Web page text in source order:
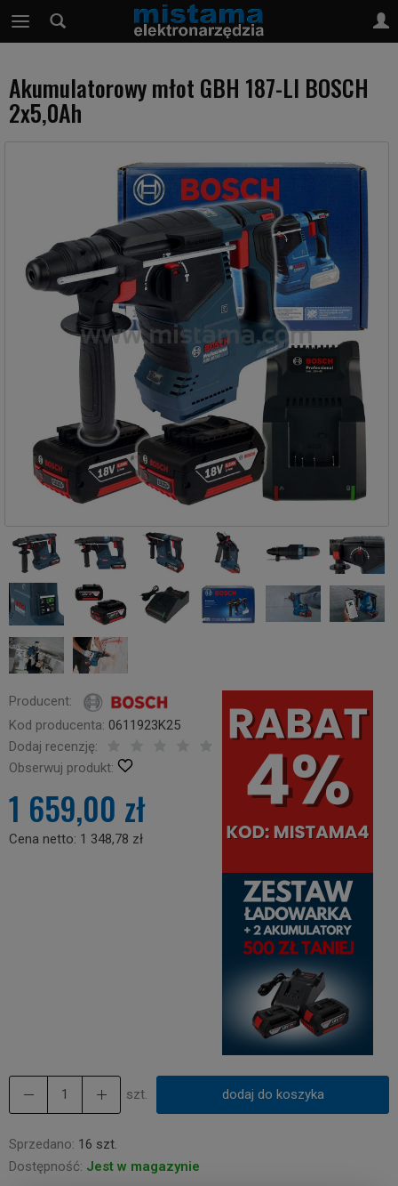
Akumulatorowy młot GBH 187-LI BOSCH
2x5,0Ah
Producent:
Kod producenta: 0611923K25
Dodaj recenzję:
Obserwuj produkt:
1 659,00 zł
Cena netto: 1 348,78 zł
szt. dodaj do koszyka
Sprzedano: 16 szt.
Dostępność: Jest w magazynie